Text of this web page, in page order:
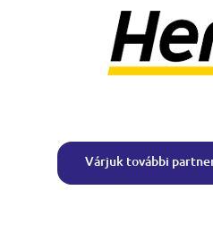
Várjuk további